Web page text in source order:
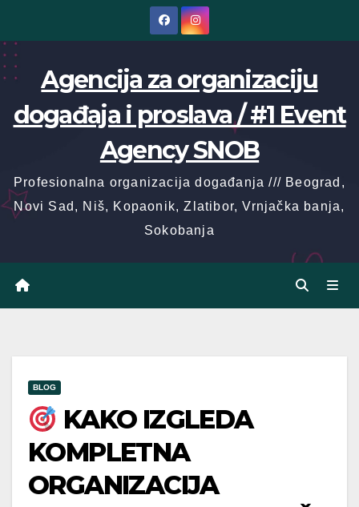
content
Agencija za organizaciju
događaja i proslava / #1 Event
Agency SNOB
Profesionalna organizacija događanja /// Beograd,
Novi Sad, Niš, Kopaonik, Zlatibor, Vrnjačka banja,
Sokobanja
BLOG
KAKO IZGLEDA
KOMPLETNA
ORGANIZACIJA